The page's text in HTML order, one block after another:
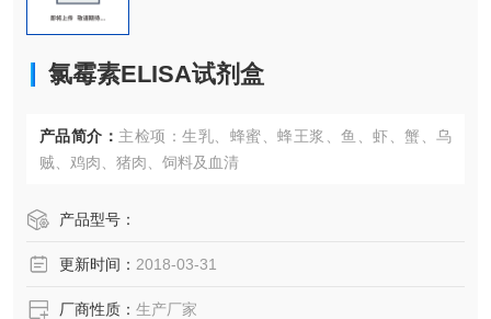
氯霉素ELISA试剂盒
产品简介： 主检项：生乳、蜂蜜、蜂王浆、鱼、虾、蟹、乌
贼、鸡肉、猪肉、饲料及血清
产品型号：
更新时间： 2018-03-31
厂商性质： 生产厂家